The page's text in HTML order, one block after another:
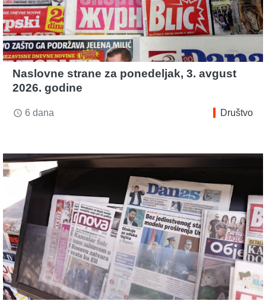
Naslovne strane za ponedeljak, 3. avgust
2026. godine
access_time 6 dana Društvo